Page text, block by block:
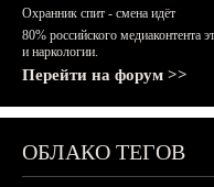
Охранник спит - смена идёт
80% российского медиаконтента
и наркологии.
Перейти на форум >>
ОБЛАКО ТЕГОВ